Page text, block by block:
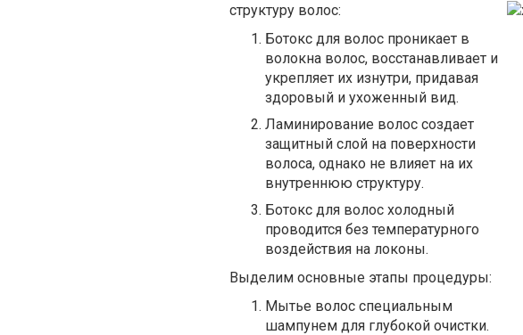
структуру волос:
Ботокс для волос проникает в
волокна волос, восстанавливает и
укрепляет их изнутри, придавая
здоровый и ухоженный вид.
Ламинирование волос создает
защитный слой на поверхности
волоса, однако не влияет на их
внутреннюю структуру.
Ботокс для волос холодный
проводится без температурного
воздействия на локоны.
Выделим основные этапы процедуры:
Мытье волос специальным
шампунем для глубокой очистки.